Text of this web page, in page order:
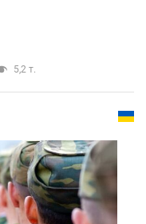
5,2 т.